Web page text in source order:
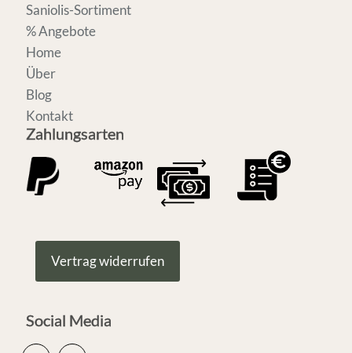
Saniolis-Sortiment
% Angebote
Home
Über
Blog
Kontakt
Zahlungsarten
Vertrag widerrufen
Social Media